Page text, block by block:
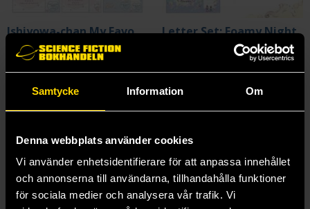
Samtycke Information Om
Denna webbplats använder cookies
Vi använder enhetsidentifierare för att anpassa innehållet
och annonserna till användarna, tillhandahålla funktioner
för sociala medier och analysera vår trafik. Vi
Ishiyowa-chan My Favourite Character Letter Set
San-X
99 kr
Beställ
Letter Set: Foamy Night
San-X: Sentimental Circus
Läs mer